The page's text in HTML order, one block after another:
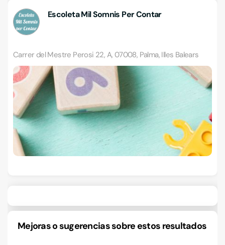
Escoleta Mil Somnis Per Contar
Carrer del Mestre Perosi 22, A, 07008, Palma, Illes Balears
Mejoras o sugerencias sobre estos resultados